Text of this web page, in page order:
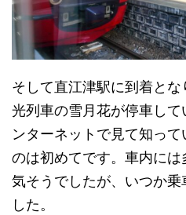
そして直江津駅に到着と
光列車の雪月花が停車し
ンターネットで見て知っ
のは初めてです。車内に
気そうでしたが、いつか
した。